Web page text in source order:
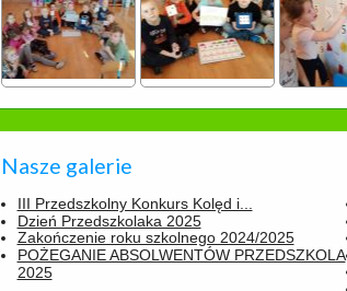
Nasze galerie
III Przedszkolny Konkurs Kolęd i...
Dzień Przedszkolaka 2025
Zakończenie roku szkolnego 2024/2025
POŻEGANIE ABSOLWENTÓW PRZEDSZKOLA
2025